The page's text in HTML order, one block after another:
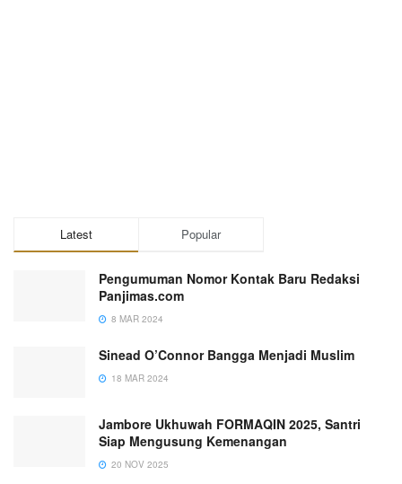
Latest Popular
Pengumuman Nomor Kontak Baru Redaksi
Panjimas.com
8 MAR 2024
Sinead O’Connor Bangga Menjadi Muslim
18 MAR 2024
Jambore Ukhuwah FORMAQIN 2025, Santri
Siap Mengusung Kemenangan
20 NOV 2025